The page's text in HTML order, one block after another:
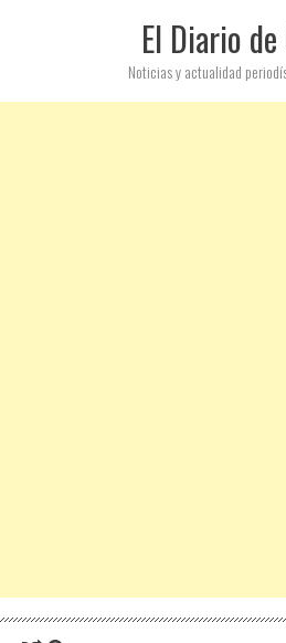
El Diario
Noticias y actualidad